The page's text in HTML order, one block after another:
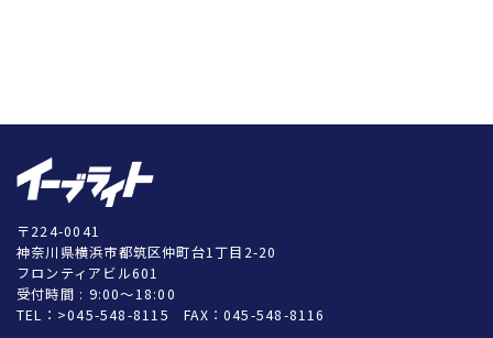
〒224-0041
神奈川県横浜市都筑区仲町台1丁目2-20
フロンティアビル601
受付時間 : 9:00～18:00
TEL： >045-548-8115 FAX：045-548-8116